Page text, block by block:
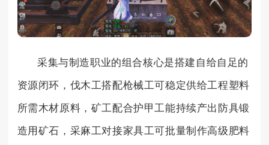
采集与制造职业的组合核心是搭建自给自足的
资源闭环，伐木工搭配枪械工可稳定供给工程塑料
所需木材原料，矿工配合护甲工能持续产出防具锻
造用矿石，采麻工对接家具工可批量制作高级肥料